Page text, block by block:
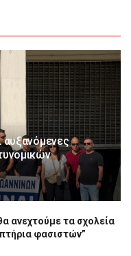
αυξανόμενες
ανεχτούμε τα σχολεία
φασιστών”